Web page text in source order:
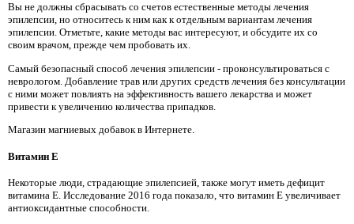
Вы не должны сбрасывать со счетов естественные методы лечения
эпилепсии, но относитесь к ним как к отдельным вариантам лечения
эпилепсии. Отметьте, какие методы вас интересуют, и обсудите их со
своим врачом, прежде чем пробовать их.
Самый безопасный способ лечения эпилепсии - проконсультироваться с
неврологом. Добавление трав или других средств лечения без консультации
с ними может повлиять на эффективность вашего лекарства и может
привести к увеличению количества припадков.
Магазин магниевых добавок в Интернете.
Витамин E
Некоторые люди, страдающие эпилепсией, также могут иметь дефицит
витамина E. Исследование 2016 года показало, что витамин E увеличивает
антиоксидантные способности.